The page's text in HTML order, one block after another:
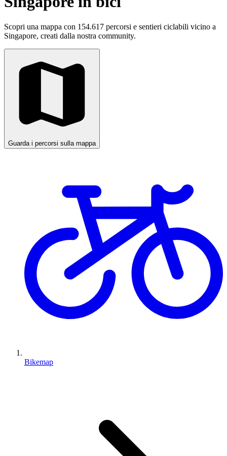
Scopri una mappa con 154.617 percorsi e sentieri ciclabili vicino a
Singapore, creati dalla nostra community.
Guarda i percorsi sulla mappa
Bikemap